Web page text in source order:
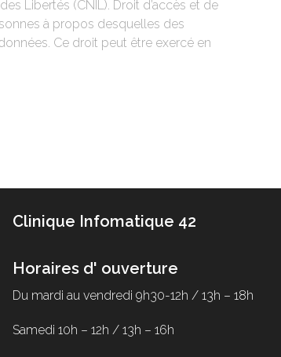
Libertés (CNIL). Droit d’accès et de
à propos desquelles des
Ce droit peut être exercé en
Clinique Infomatique 42
Horaires d' ouverture
Du mardi au vendredi 9h30-12h / 13h – 18h
Samedi 10h – 12h / 13h – 16h